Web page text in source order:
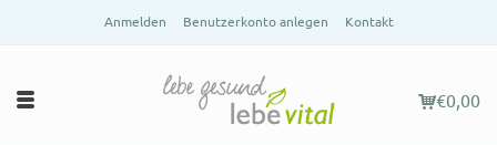
Anmelden Benutzerkonto anlegen Kontakt
€0,00